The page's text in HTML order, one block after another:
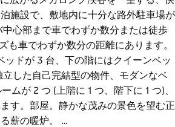
施設で、敷地内に十分な路外駐車場が
心部まで車でわずか数分または徒歩
も車でわずか数分の距離にあります。
ッドが 3 台、下の階にはクイーンベッ
立した自己完結型の物件、モダンなベ
ムが 2 つ (上階に 1 つ、階下に 1 つ)、
す。部屋。静かな茂みの景色を望む正
薪の暖炉。 …